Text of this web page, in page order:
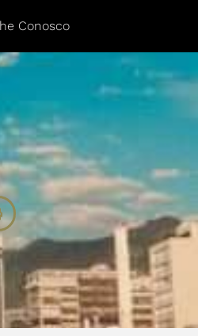
Conosco